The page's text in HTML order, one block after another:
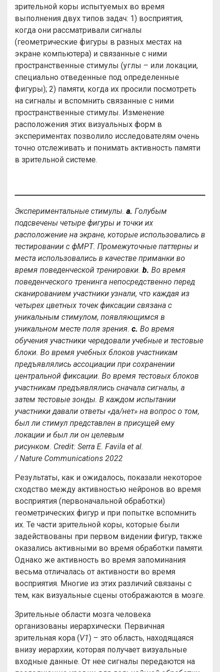
зрительной коры испытуемых во время
выполнения двух типов задач: 1) восприятия,
когда они рассматривали сигналы
(геометрические фигуры в разных местах на
экране компьютера) и связанные с ними
пространственные стимулы (углы – или локации,
специально отведенные под определенные
фигуры); 2) памяти, когда их просили посмотреть
на сигналы и вспомнить связанные с ними
пространственные стимулы. Изменение
расположения этих визуальных форм в
экспериментах позволило исследователям очень
точно отслеживать и понимать активность памяти
в зрительной системе.
Экспериментальные стимулы. a. Голубым
подсвечены четыре фигуры и точки их
расположение на экране, которые использовались в
тестировании с фМРТ. Промежуточные паттерны и
места использовались в качестве приманки во
время поведенческой тренировки. b. Во время
поведенческого тренинга непосредственно перед
сканированием участники узнали, что каждая из
четырех цветных точек фиксации связана с
уникальным стимулом, появляющимся в
уникальном месте поля зрения. c. Во время
обучения участники чередовали учебные и тестовые
блоки. Во время учебных блоков участникам
предъявлялись ассоциации при сохранении
центральной фиксации. Во время тестовых блоков
участникам предъявлялись сначала сигналы, а
затем тестовые зонды. В каждом испытании
участники давали ответы «да/нет» на вопрос о том,
был ли стимул представлен в присущей ему
локации и был ли он целевым
рисунком. Credit: Serra E. Favila et al.
/Nature Communications 2022
Результаты, как и ожидалось, показали некоторое
сходство между активностью нейронов во время
восприятия (первоначальной обработки)
геометрических фигур и при попытке вспомнить
их. Те части зрительной коры, которые были
задействованы при первом видении фигур, также
оказались активными во время обработки памяти.
Однако же активность во время запоминания
весьма отличалась от активности во время
восприятия. Многие из этих различий связаны с
тем, как визуальные сцены отображаются в мозге.
Зрительные области мозга человека
организованы иерархически. Первичная
зрительная кора (V1) – это область, находящаяся
внизу иерархии, которая получает визуальные
входные данные. От нее сигналы передаются на